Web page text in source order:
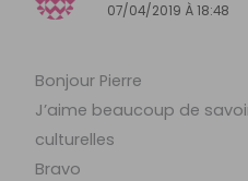
07/04/2019 À 18:48
Bonjour Pierre
J’aime beaucoup de
culturelles
Bravo